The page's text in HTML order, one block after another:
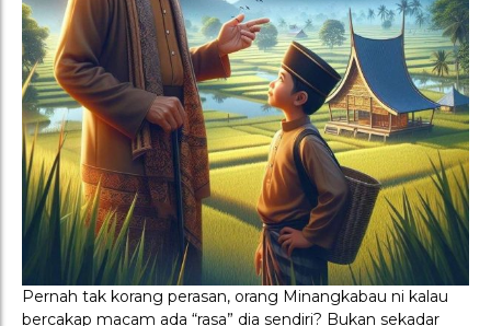
Pernah tak korang perasan, orang Minangkabau ni kalau
bercakap macam ada “rasa” dia sendiri? Bukan sekadar